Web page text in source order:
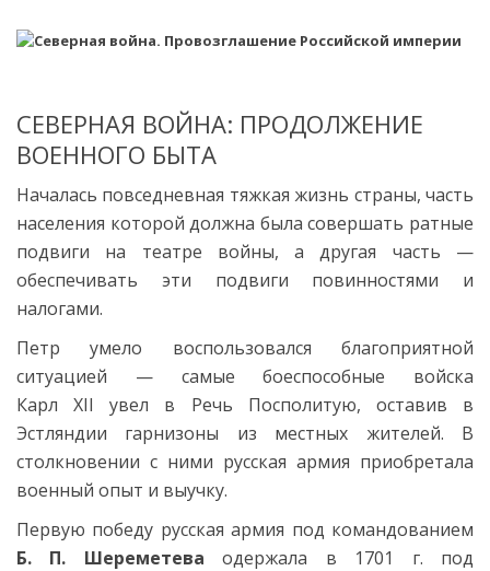
СЕВЕРНАЯ ВОЙНА: ПРОДОЛЖЕНИЕ
ВОЕННОГО БЫТА
Началась повседневная тяжкая жизнь страны, часть
населения которой должна была совершать ратные
подвиги на театре войны, а другая часть —
обеспечивать эти подвиги повинностями и
налогами.
Петр умело воспользовался благоприятной
ситуацией — самые боеспособные войска
Карл XII
увел в Речь Посполитую, оставив в
Эстляндии гарнизоны из местных жителей. В
столкновении с ними русская армия приобретала
военный опыт и выучку.
Первую победу русская армия под командованием
Б. П. Шереметева одержала в 1701 г. под